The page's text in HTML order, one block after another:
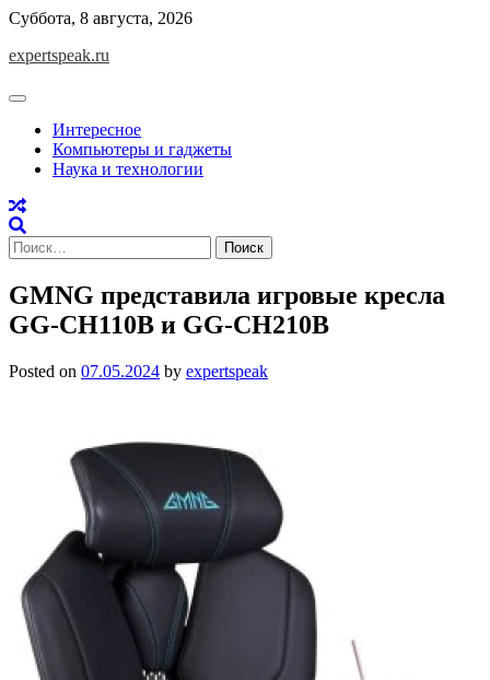
Skip
content
Суббота, 8 августа, 2026
expertspeak.ru
Интересное
Компьютеры и гаджеты
Наука и технологии
Найти:
GMNG представила игровые кресла
GG-CH110B и GG-CH210B
Posted on 07.05.2024 by expertspeak